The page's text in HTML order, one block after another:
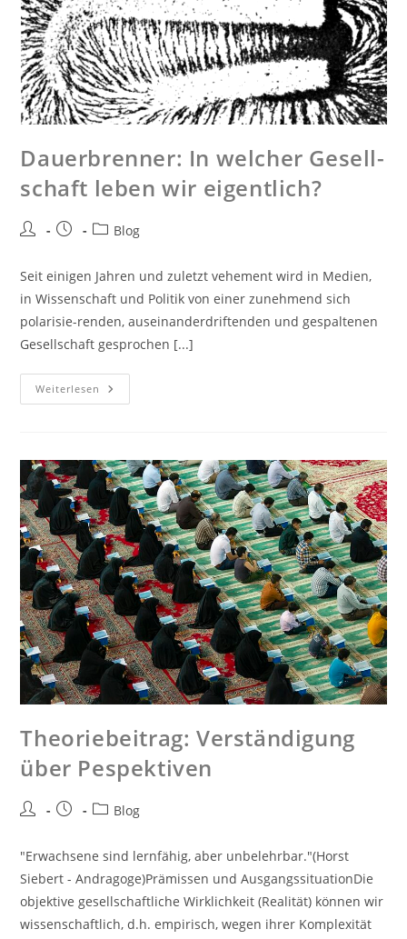
Dau­er­bren­ner: In wel­cher Gesell­
schaft leben wir eigent­lich?
Blog
Seit einigen Jahren und zuletzt vehement wird in Medien,
in Wissenschaft und Politik von einer zunehmend sich
polarisie-renden, auseinanderdriftenden und gespaltenen
Gesellschaft gesprochen [...]
Weiterlesen
Theo­rie­bei­trag: Ver­stän­di­gung
über Pespek­ti­ven
Blog
"Erwachsene sind lernfähig, aber unbelehrbar."(Horst
Siebert - Andragoge)Prämissen und AusgangssituationDie
objektive gesellschaftliche Wirklichkeit (Realität) können wir
wissenschaftlich, d.h. empirisch, wegen ihrer Komplexität